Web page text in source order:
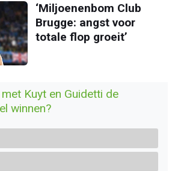
‘Miljoenenbom Club
Brugge: angst voor
totale flop groeit’
Kuyt en Guidetti de
winnen?